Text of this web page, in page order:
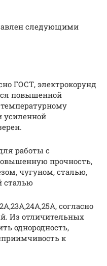
следующими
ГОСТ, электрокорунд
повышенной
усиленной
работы с
прочность,
чугуном, сталью,
сталью
согласно
Из отличительных
однородность,
к